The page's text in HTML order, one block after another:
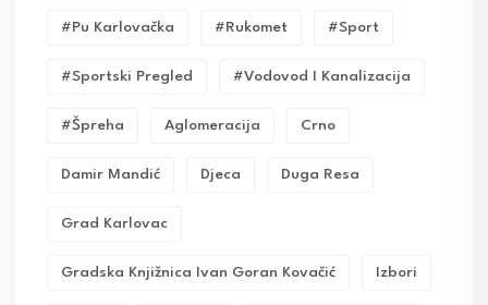
#pu Karlovačka #rukomet #sport
#sportski Pregled #vodovod I Kanalizacija
#Špreha Aglomeracija Crno
Damir Mandić Djeca Duga Resa
Grad Karlovac
Gradska Knjižnica Ivan Goran Kovačić Izbori